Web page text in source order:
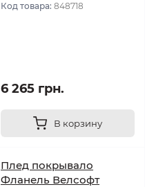
Код товара: 848718
6 265 грн.
В корзину
Плед покрывало
Фланель Велсофт